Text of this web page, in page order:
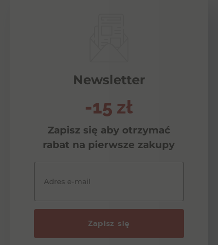
Newsletter
-15 zł
Zapisz się aby otrzymać
rabat na pierwsze zakupy
Adres e-mail
Zapisz się